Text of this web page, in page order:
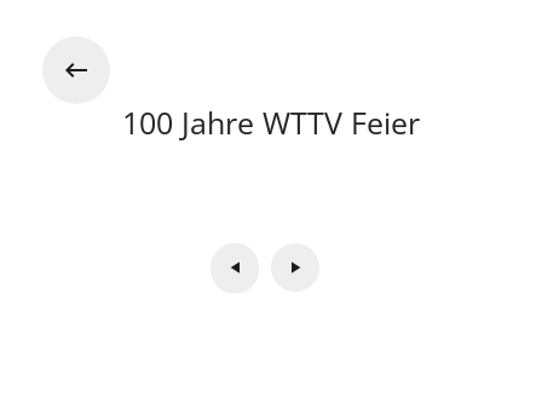
100 Jahre WTTV Feier